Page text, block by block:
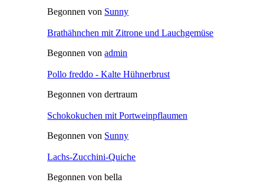
Begonnen von Sunny
Brathähnchen mit Zitrone und Lauchgemüse
Begonnen vonadmin
Pollo freddo - Kalte Hühnerbrust
Begonnen von dertraum
Schokokuchen mit Portweinpflaumen
Begonnen von Sunny
Lachs-Zucchini-Quiche
Begonnen von bella